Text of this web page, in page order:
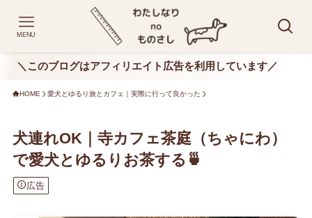
MENU
＼このブログはアフィリエイト広告を利用しています／
HOME 愛犬とゆるり旅とカフェ｜実際に行って良かった
犬連れOK｜寺カフェ茶庭（ちゃにわ）
で愛犬とゆるりお茶する🍵
広告